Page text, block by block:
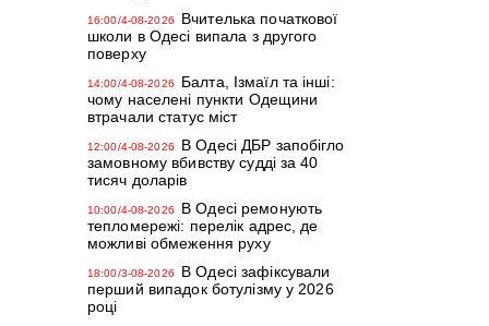
16:00/4-08-2026
Вчителька початкової
школи в Одесі випала з другого
поверху
14:00/4-08-2026
Балта, Ізмаїл та інші:
чому населені пункти Одещини
втрачали статус міст
12:00/4-08-2026
В Одесі ДБР запобігло
замовному вбивству судді за 40
тисяч доларів
10:00/4-08-2026
В Одесі ремонують
тепломережі: перелік адрес, де
можливі обмеження руху
18:00/3-08-2026
В Одесі зафіксували
перший випадок ботулізму у 2026
році